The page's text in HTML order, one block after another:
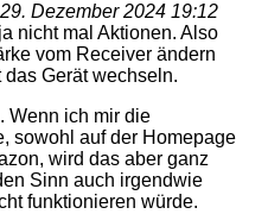
29. Dezember 2024 19:12
nicht mal Aktionen. Also
vom Receiver ändern
Gerät wechseln.
Wenn ich mir die
sowohl auf der Homepage
wird das aber ganz
Sinn auch irgendwie
funktionieren würde.